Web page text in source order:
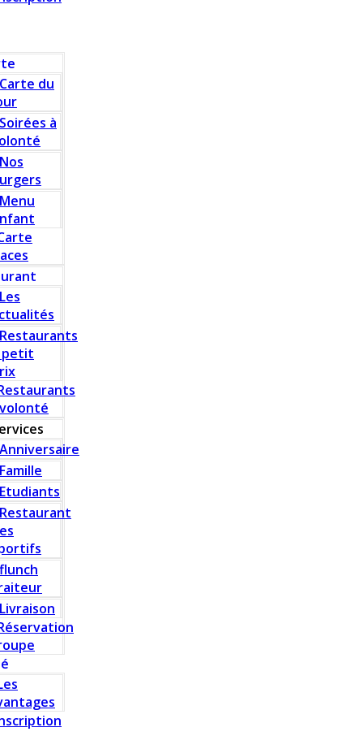
Carte du
Soirées à
Nos
Menu
Les
Restaurants
petit
Anniversaire
Famille
Etudiants
Restaurant
flunch
Livraison